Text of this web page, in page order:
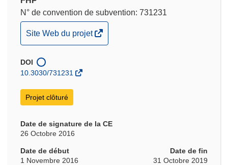
N° de convention de subvention: 731231
(s’ouvre
dans
une
nouvelle
Site Web du projet
DOI
10.3030/731231
Projet clôturé
Date de signature de la CE
26 Octobre 2016
Date de début
1 Novembre 2016
Date de fin
31 Octobre 2019